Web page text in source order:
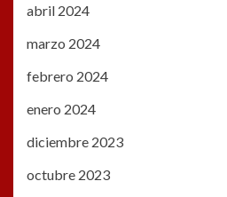
abril 2024
marzo 2024
febrero 2024
enero 2024
diciembre 2023
octubre 2023